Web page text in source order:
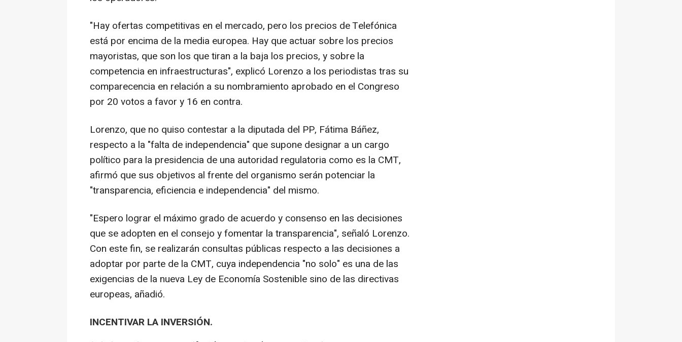
"Hay ofertas competitivas en el mercado, pero los precios de Telefónica
está por encima de la media europea. Hay que actuar sobre los precios
mayoristas, que son los que tiran a la baja los precios, y sobre la
competencia en infraestructuras", explicó Lorenzo a los periodistas tras su
comparecencia en relación a su nombramiento aprobado en el Congreso
por 20 votos a favor y 16 en contra.
Lorenzo, que no quiso contestar a la diputada del PP, Fátima Báñez,
respecto a la "falta de independencia" que supone designar a un cargo
político para la presidencia de una autoridad regulatoria como es la CMT,
afirmó que sus objetivos al frente del organismo serán potenciar la
"transparencia, eficiencia e independencia" del mismo.
"Espero lograr el máximo grado de acuerdo y consenso en las decisiones
que se adopten en el consejo y fomentar la transparencia", señaló Lorenzo.
Con este fin, se realizarán consultas públicas respecto a las decisiones a
adoptar por parte de la CMT, cuya independencia "no solo" es una de las
exigencias de la nueva Ley de Economía Sostenible sino de las directivas
europeas, añadió.
INCENTIVAR LA INVERSIÓN.